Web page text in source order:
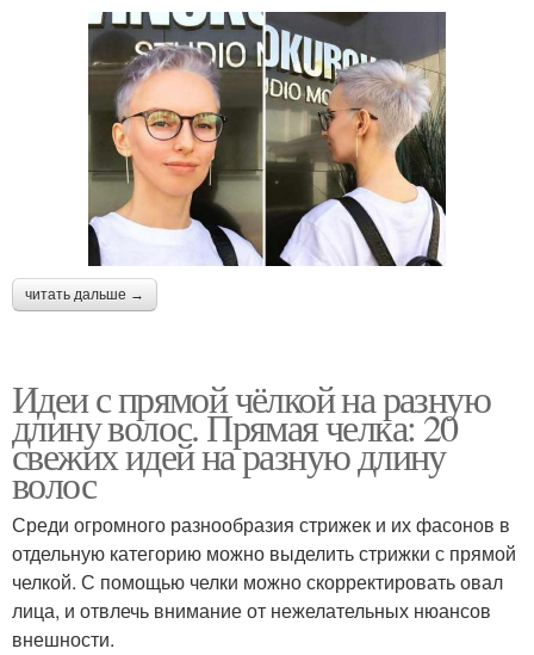
читать дальше →
Идеи с прямой чёлкой на разную
длину волос. Прямая челка: 20
свежих идей на разную длину
волос
Среди огромного разнообразия стрижек и их фасонов в
отдельную категорию можно выделить стрижки с прямой
челкой. С помощью челки можно скорректировать овал
лица, и отвлечь внимание от нежелательных нюансов
внешности.